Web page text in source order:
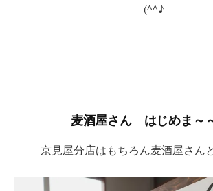
(^^♪
麦酒屋さん はじめま～
京見屋分店はもちろん麦酒屋さん